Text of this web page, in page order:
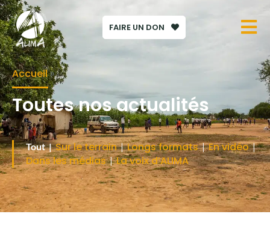
FAIRE UN DON
Accueil»
Toutes nos actualités
Tout |Sur le terrain|Longs formats|En vidéo|
Dans les médias|La voix d’ALIMA